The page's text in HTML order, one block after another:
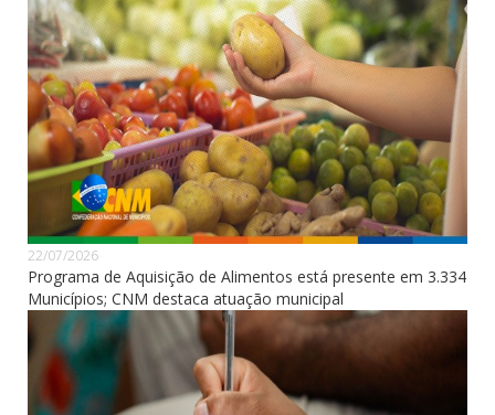
22/07/2026
Programa de Aquisição de Alimentos está presente em 3.334
Municípios; CNM destaca atuação municipal